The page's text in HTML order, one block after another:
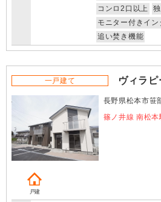
コンロ2口以上
モニター付きイン
追い焚き機能
一戸建て ヴィラ
長野県松本市笹
篠ノ井線 南松本
戸建